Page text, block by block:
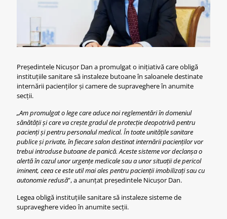
Președintele Nicușor Dan a promulgat o inițiativă care obligă
instituțiile sanitare să instaleze butoane în saloanele destinate
internării pacienților și camere de supraveghere în anumite
secții.
„Am promulgat o lege care aduce noi reglementări în domeniul
sănătății și care va crește gradul de protecție deopotrivă pentru
pacienți și pentru personalul medical. În toate unitățile sanitare
publice și private, în fiecare salon destinat internării pacienților vor
trebui introduse butoane de panică. Aceste sisteme vor declanșa o
alertă în cazul unor urgențe medicale sau a unor situații de pericol
iminent, ceea ce este util mai ales pentru pacienții imobilizați sau cu
autonomie redusă”, a anunțat președintele Nicușor Dan.
Legea obligă instituțiile sanitare să instaleze sisteme de
supraveghere video în anumite secții.